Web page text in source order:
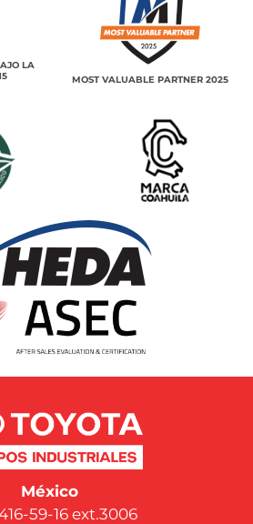
LA
MOST VALUABLE PARTNER 2025
México
59-16 ext.3006